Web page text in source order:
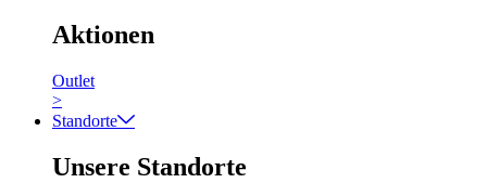
Aktionen
Outlet
>
Standorte
Unsere Standorte